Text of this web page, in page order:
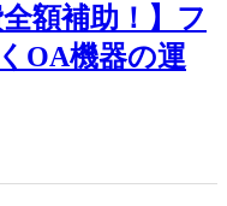
額補助！】フ
OA機器の運